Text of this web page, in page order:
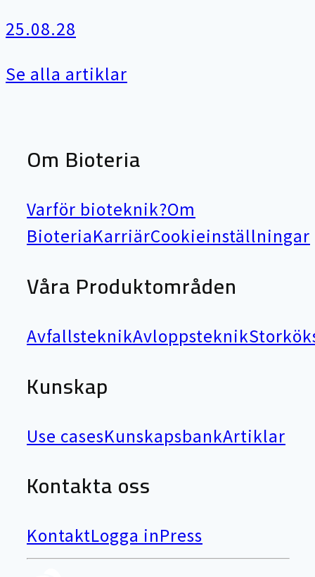
25.08.28
Se alla artiklar
Om Bioteria
Varför bioteknik?Om
BioteriaKarriärCookieinställningar
Våra Produktområden
AvfallsteknikAvloppsteknik
Kunskap
Use casesKunskapsbankArtiklar
Kontakta oss
KontaktLogga inPress